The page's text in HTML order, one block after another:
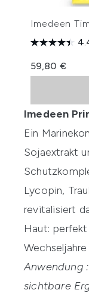
Imedeen
59,80 €
Imedeen
Ein
Sojaextrakt
Lycopin,
revitalisiert
Haut:
Anwendung
sichtbare